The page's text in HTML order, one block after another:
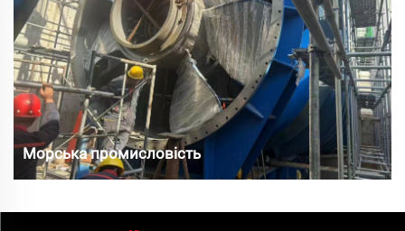
Морська промисловість